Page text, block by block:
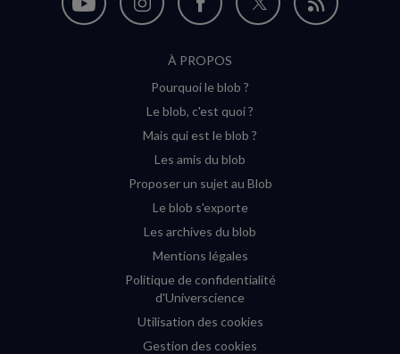
Nous
Nous
Instagram
(nouvelle
Nous
sur
Facebook
(nouvelle
Nous
Flux
À PROPOS
Pourquoi le blob ?
Le blob, c'est quoi ?
Mais qui est le blob ?
Les amis du blob
Proposer un sujet au Blob
Le blob s'exporte
Les archives du blob
Mentions légales
Politique de confidentialité
d'Universcience
Utilisation des cookies
Gestion des cookies